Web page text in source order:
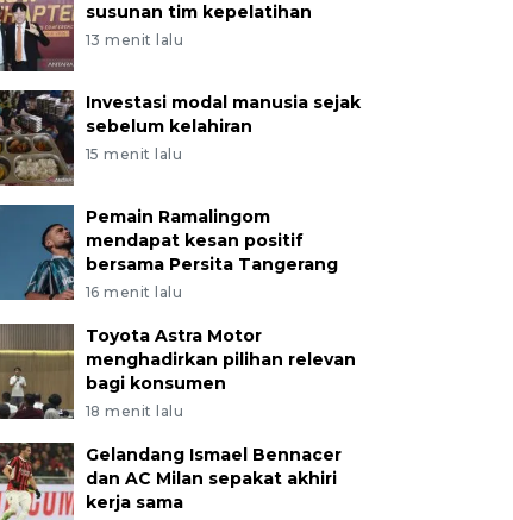
susunan tim kepelatihan
13 menit lalu
Investasi modal manusia sejak
sebelum kelahiran
15 menit lalu
Pemain Ramalingom
mendapat kesan positif
bersama Persita Tangerang
16 menit lalu
Toyota Astra Motor
menghadirkan pilihan relevan
bagi konsumen
18 menit lalu
Gelandang Ismael Bennacer
dan AC Milan sepakat akhiri
kerja sama